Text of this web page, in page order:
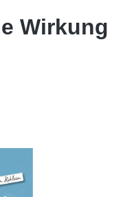
Wirkung